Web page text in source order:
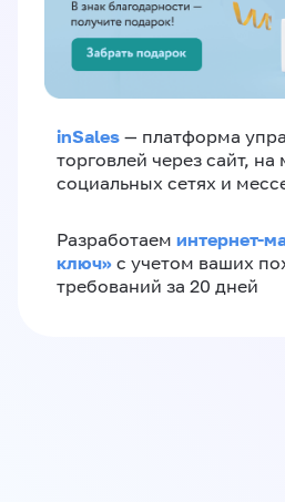
inSales — платформа
торговлей через сайт,
социальных сетях и
Разработаем интернет-
ключ»‎ с учетом ваших
требований за 20 дней